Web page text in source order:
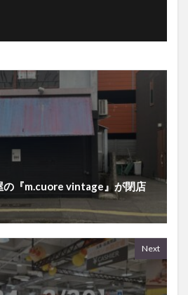
の『m.cuore vintage』が閉店
Next